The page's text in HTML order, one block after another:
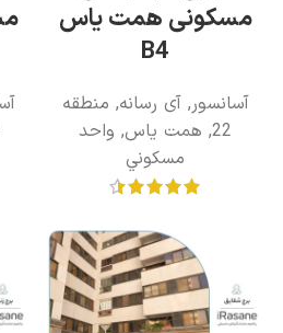
مسکونی همت یاس
B4
آسانسور,آی رسانه, منطقه
22
, همت یاس, واحد
مسکوني